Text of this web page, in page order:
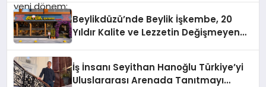
Beylikdüzü’nde Beylik İşkembe, 20
Yıldır Kalite ve Lezzetin Değişmeyen
İş İnsanı Seyithan Hanoğlu Türkiye’yi
Uluslararası Arenada Tanıtmayı